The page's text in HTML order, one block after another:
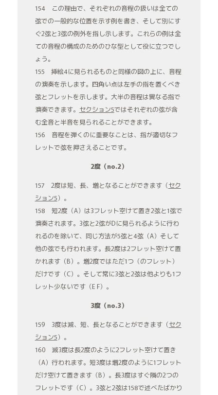
154 この理由で、それぞれの音程の扱いは全ての
弦での一般的な位置を示す例を書き、そして別にす
ぐ2弦と3弦の例外を指し示します。これらの例は全
ての音程の構成のためのひな型として役に立つでし
ょう。
155 挿絵4に見られるものと同様の図の上に、音程
の演奏を示します。四角い点は左手の指を置くべき
弦とフレットを示します。大半の音程は異なる指で
演奏できます。 セクション5ではそれぞれの弦が含
む全音と半音を見られることができます。
156 音程を弾くのに重要なことは、指が適切なフ
レットで弦を押さえることです。
2度（no.2）
157 2度は短、長、増となることができます（セク
ション5）。
158 短2度（A）は3フレット空けて置き2弦と1弦で
演奏されます。3弦と2弦がDに見られるように行わ
れるのを除いて、同じ方法が5弦と4弦（A）そして
他の弦でも行われます。長2度は2フレット空けて置
かれます（B）。増2度ではただ1つ（のフレット）
だけです（C）。そして常に3弦と2弦は他よりも1フ
レット少ないです（E F）。
3度（no.3）
159 3度は減、短、長となることができます（セク
ション5）。
160 減3度は長2度のように2フレット空けて置き
（A）行われます。短3度は増2度のように1フレット
だけ空けて置きます（B）。長3度はすぐ隣の2つの
フレットです（C）。3弦と2弦は158で述べたばかり